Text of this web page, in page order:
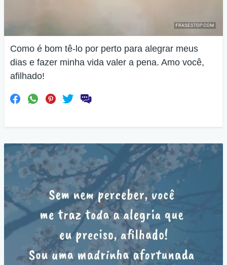
Como é bom tê-lo por perto para alegrar meus
dias e fazer minha vida valer a pena. Amo você,
afilhado!